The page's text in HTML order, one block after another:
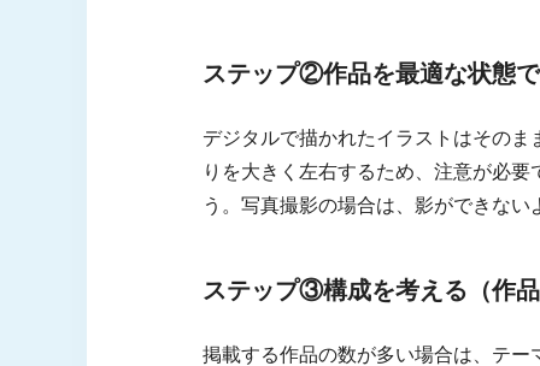
ステップ②作品を最適な状態
デジタルで描かれたイラストはその
りを大きく左右するため、注意が必
う。写真撮影の場合は、影ができな
ステップ③構成を考える（作
掲載する作品の数が多い場合は、テ